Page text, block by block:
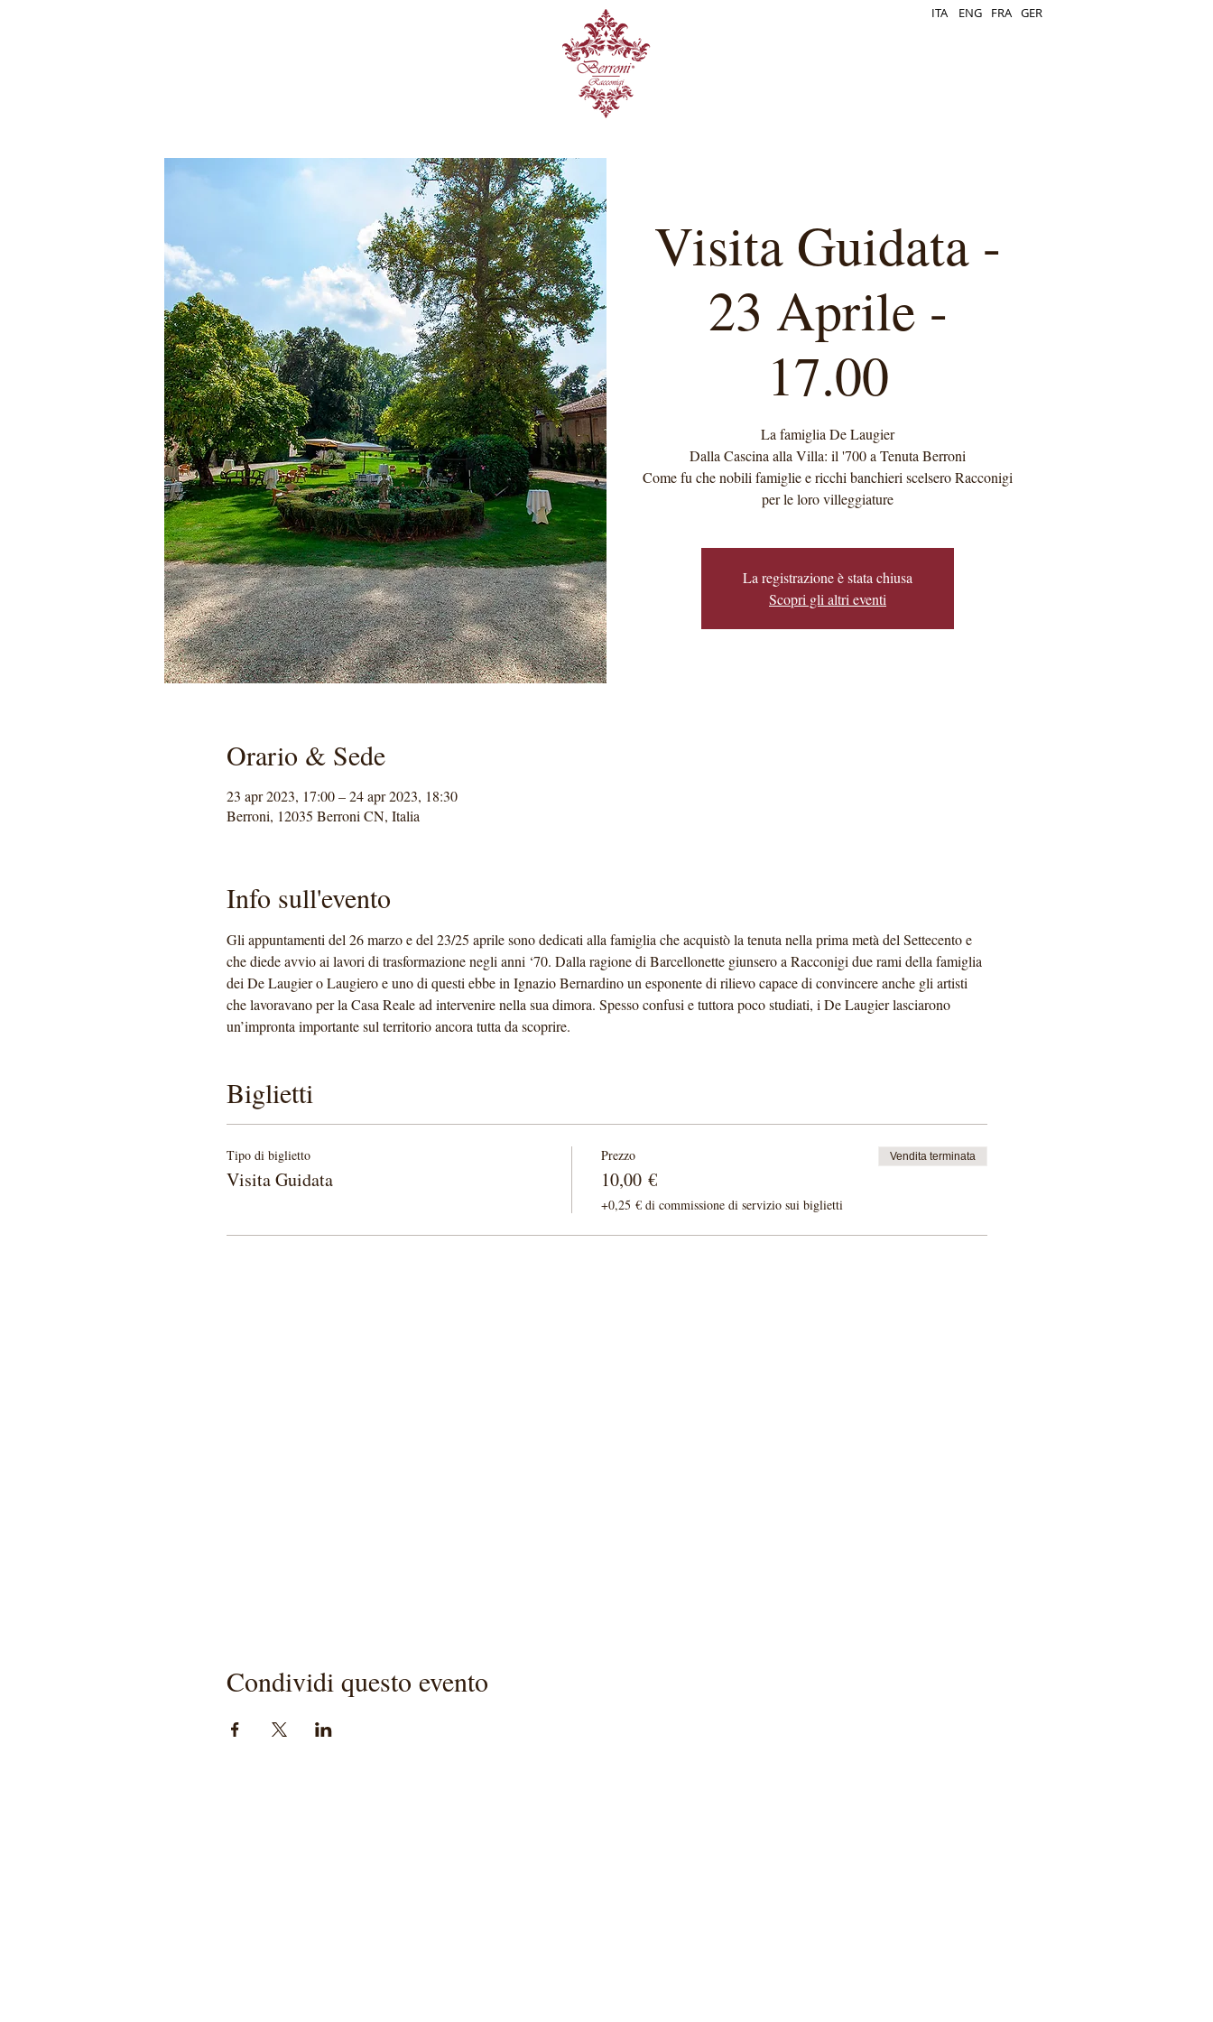
ITA ENG FRA GER
Visita Guidata -
23 Aprile -
17.00
La famiglia De Laugier
Dalla Cascina alla Villa: il '700 a Tenuta Berroni
Come fu che nobili famiglie e ricchi banchieri scelsero Racconigi
per le loro villeggiature
La registrazione è stata chiusa
Scopri gli altri eventi
Orario & Sede
23 apr 2023, 17:00 – 24 apr 2023, 18:30
Berroni, 12035 Berroni CN, Italia
Info sull'evento
Gli appuntamenti del 26 marzo e del 23/25 aprile sono dedicati alla famiglia che acquistò la tenuta nella prima metà del Settecento e
che diede avvio ai lavori di trasformazione negli anni ‘70. Dalla ragione di Barcellonette giunsero a Racconigi due rami della famiglia
dei De Laugier o Laugiero e uno di questi ebbe in Ignazio Bernardino un esponente di rilievo capace di convincere anche gli artisti
che lavoravano per la Casa Reale ad intervenire nella sua dimora. Spesso confusi e tuttora poco studiati, i De Laugier lasciarono
un’impronta importante sul territorio ancora tutta da scoprire.
Biglietti
Tipo di biglietto
Visita Guidata
Prezzo
10,00 €
+0,25 € di commissione di servizio sui biglietti
Vendita terminata
Condividi questo evento